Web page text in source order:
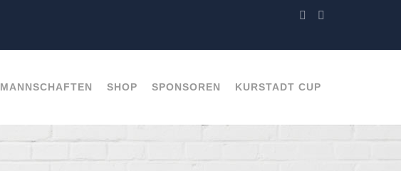
MANNSCHAFTEN SHOP SPONSOREN KURSTADT CUP